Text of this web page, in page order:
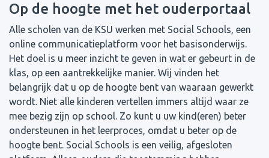
Op de hoogte met het ouderportaal
Alle scholen van de KSU werken met Social Schools, een
online communicatieplatform voor het basisonderwijs.
Het doel is u meer inzicht te geven in wat er gebeurt in de
klas, op een aantrekkelijke manier. Wij vinden het
belangrijk dat u op de hoogte bent van waaraan gewerkt
wordt. Niet alle kinderen vertellen immers altijd waar ze
mee bezig zijn op school. Zo kunt u uw kind(eren) beter
ondersteunen in het leerproces, omdat u beter op de
hoogte bent. Social Schools is een veilig, afgesloten